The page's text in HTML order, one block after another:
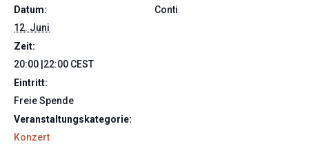
Datum:
12. Juni
Zeit:
20:00 |22:00 CEST
Eintritt:
Freie Spende
Veranstaltungskategorie:
Konzert
Conti